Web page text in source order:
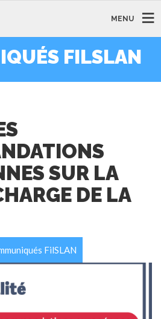
MENU
FILSLAN
SUR LA
DE LA
FilSLAN